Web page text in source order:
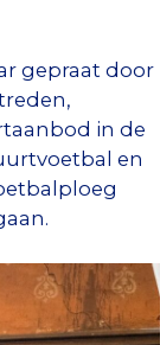
gepraat door
in de
en